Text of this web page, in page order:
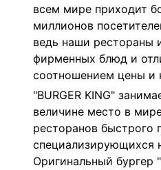
всем мире приходит
миллионов
ведь наши рестораны
фирменных блюд и
соотношением цены и
"BURGER KING"
величине место в
ресторанов быстрого
специализирующихся
Оригинальный бургер